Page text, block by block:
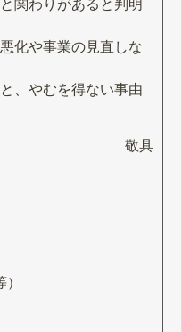
関わりがあると判明
化や事業の見直しな
、やむを得ない事由
敬具